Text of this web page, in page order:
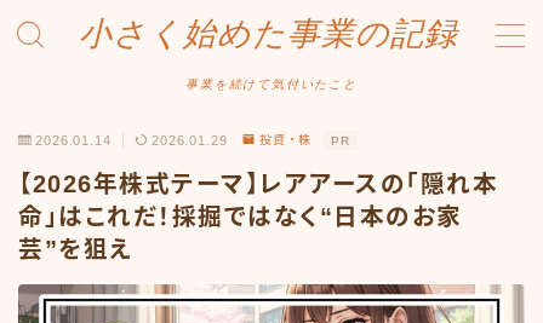
小さく始めた事業の記録
事業を続けて気付いたこと
Amazonせどり
トラブル事例
出品ノウハウ
2026.01.14 2026.01.29 投資・株 PR
【2026年株式テーマ】レアアースの「隠れ本
命」はこれだ！採掘ではなく“日本のお家
芸”を狙え